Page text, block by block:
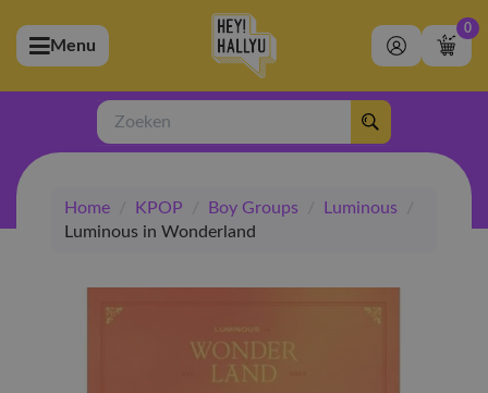
(Artiesten)
(Merchandise)
(Exclusive)
(Winkel)
Menu
0
Zoeken
Home / KPOP / Boy Groups / Luminous
/
Luminous in Wonderland